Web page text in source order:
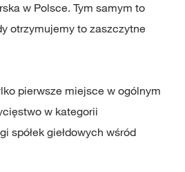
w Polsce. Tym samym to
otrzymujemy to zaszczytne
pierwsze miejsce w ogólnym
w kategorii
spółek giełdowych wśród